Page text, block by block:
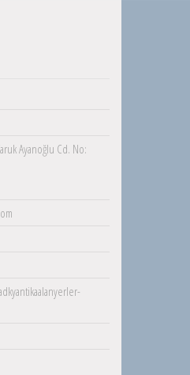
Ayanoğlu Cd. No: